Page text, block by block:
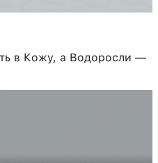
в Кожу, а Водоросли —